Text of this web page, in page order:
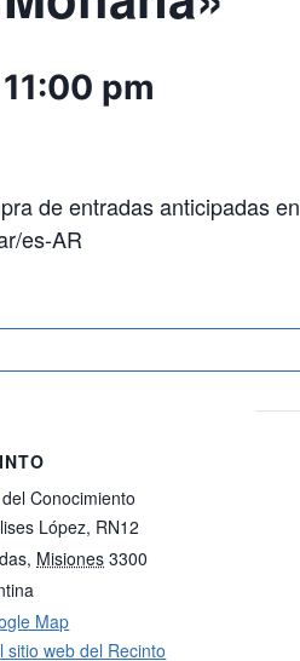
11:00 pm
de entradas anticipadas en
es-AR
Conocimiento
López, RN12
, Misiones 3300
Map
sitio web del Recinto